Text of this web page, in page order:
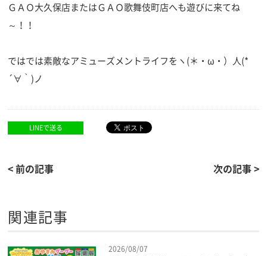
ＧＡＯ大久保店またはＧＡＯ歌舞伎町店へも遊びに来てね
～！！
ではでは素敵なアミューズメントライフをヽ(＊・ω・）人(*
´∀｀)ノ
LINEで送る
< 前の記事 次の記事 >
関連記事
2026/08/07